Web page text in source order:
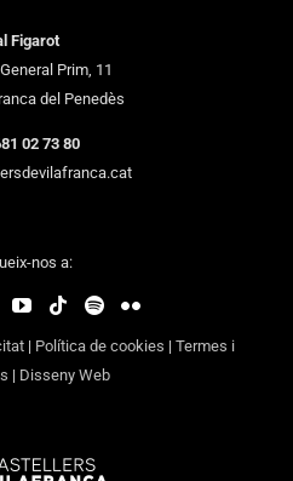
Figarot
Prim, 11
del Penedès
02 73 80
nos a:
| Política de cookies | Termes i
| Disseny Web